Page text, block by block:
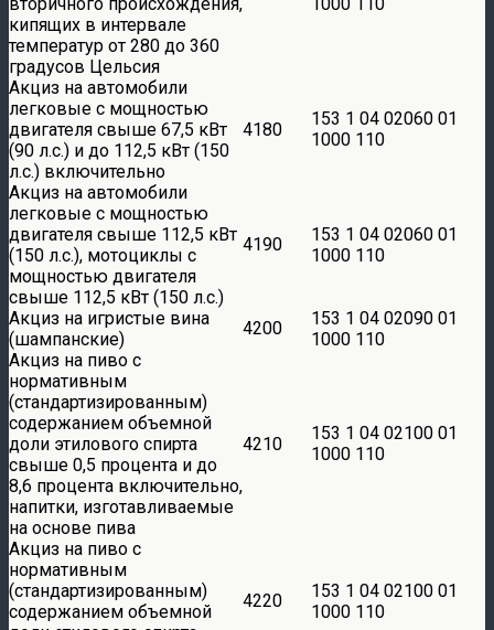
кипящих в интервале
температур от 280 до 360
градусов Цельсия
Акциз на автомобили
легковые с мощностью
двигателя свыше 67,5 кВт
(90 л.с.) и до 112,5 кВт (150
л.с.) включительно
4180
153 1 04 02060 01
1000 110
Акциз на автомобили
легковые с мощностью
двигателя свыше 112,5 кВт
(150 л.с.), мотоциклы с
мощностью двигателя
свыше 112,5 кВт (150 л.с.)
4190
153 1 04 02060 01
1000 110
Акциз на игристые вина
(шампанские)
4200
153 1 04 02090 01
1000 110
Акциз на пиво с
нормативным
(стандартизированным)
содержанием объемной
доли этилового спирта
свыше 0,5 процента и до
8,6 процента включительно,
напитки, изготавливаемые
на основе пива
4210
153 1 04 02100 01
1000 110
Акциз на пиво с
нормативным
(стандартизированным)
содержанием объемной
4220
153 1 04 02100 01
1000 110